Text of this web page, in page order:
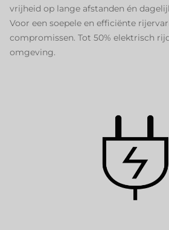
vrijheid op lange afstanden én
Voor een soepele en efficiënte
compromissen. Tot 50% elektrisch
omgeving.